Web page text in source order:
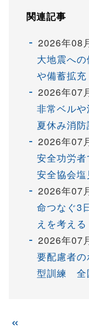
関連記事
2026年08
大地震へ
や備蓄拡
2026年07
非常ベル
夏休み消防
2026年07
安全功労
安全協会
2026年07
命つなぐ3
えを考え
2026年07
要配慮者
型訓練 全
«